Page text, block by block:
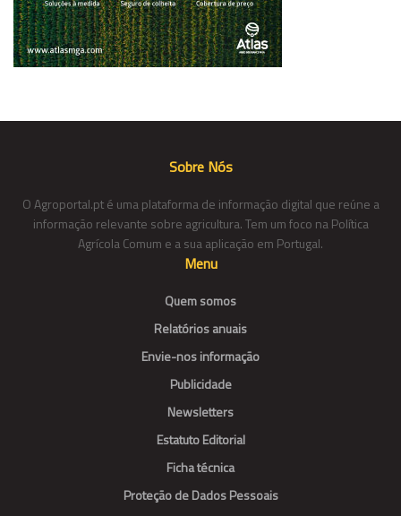
Sobre Nós
O Agroportal.pt é uma plataforma de informação digital que reúne a
informação relevante sobre agricultura. Tem um foco na Política
Agrícola Comum e a sua aplicação em Portugal.
Menu
Quem somos
Relatórios anuais
Envie-nos informação
Publicidade
Newsletters
Estatuto Editorial
Ficha técnica
Proteção de Dados Pessoais